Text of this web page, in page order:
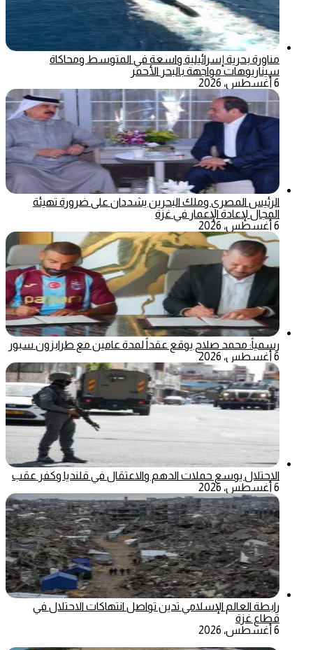
مناورة بحرية إسرائيلية واسعة في المتوسط ومحاكاة
سيناريوهات مواجهة بالبحر الأحمر
6 أغسطس، 2026
الرئيس المصري وملك البحرين يشددان على ضرورة تهيئة
المجال لإعادة الإعمار في غزة
6 أغسطس، 2026
رسمياً: محمد صلاح يوقع عقداً لمدة عامين مع طرابزون سبور
6 أغسطس، 2026
الاحتلال يوسع حملات الدهم والاعتقال في قلنديا وكفر عقب
6 أغسطس، 2026
رابطة العالم الإسلامي تدين تواصل انتهاكات الاحتلال في
قطاع غزة
6 أغسطس، 2026